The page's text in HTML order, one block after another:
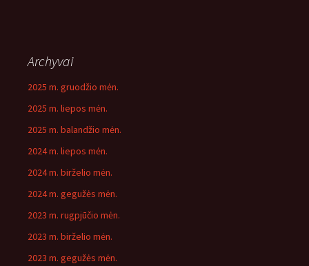
Archyvai
2025 m. gruodžio mėn.
2025 m. liepos mėn.
2025 m. balandžio mėn.
2024 m. liepos mėn.
2024 m. birželio mėn.
2024 m. gegužės mėn.
2023 m. rugpjūčio mėn.
2023 m. birželio mėn.
2023 m. gegužės mėn.